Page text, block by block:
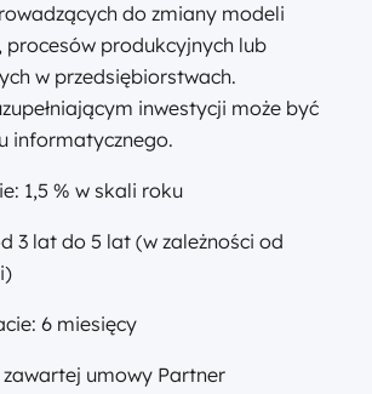
do zmiany modeli
procesów produkcyjnych lub
w przedsiębiorstwach.
inwestycji może być
informatycznego.
1,5 % w skali roku
3 lat do 5 lat (w zależności od
6 miesięcy
umowy Partner